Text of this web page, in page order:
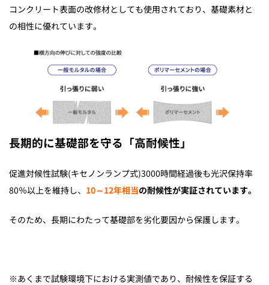
コンクリート表面の改修材としても使用されており、基礎素材と
の相性に優れています。
長期的に基礎部を守る「高耐候性」
促進対候性試験(キセノンランプ式)3000時間経過後も光沢保持率
80％以上を維持し、 10～12年相当の耐候性が実証されています。
そのため、長期にわたって基礎部を劣化要因から保護します。
※あくまで試験環境下における実測値であり、耐候性を保証する